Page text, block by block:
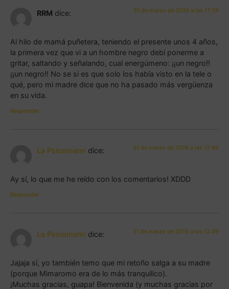
RRM dice: 31 de marzo de 2016 a las 17:39
Al hilo de mamá puñetera, teniendo el presente unos 4 años,
la primera vez que vi a un hombre negro debí ponerme a
gritar, saltando y señalando, cual energúmeno: ¡¡un negro!!
¡¡un negro!! No se si es que solo los había visto en la tele o
qué, pero mi madre dice que no ha pasado más vergüenza
en su vida.
Responder
La Psicomami dice: 31 de marzo de 2016 a las 12:49
Ay sí, lo que me he reído con los comentarios! XDDD
Responder
La Psicomami dice: 31 de marzo de 2016 a las 12:49
Jajaja sí, yo también temo que mi retoño salga a su madre
(porque Mimaromo era de lo más tranquilico).
¡Muchas gracias, guapa! Bienvenida (y muchas gracias por